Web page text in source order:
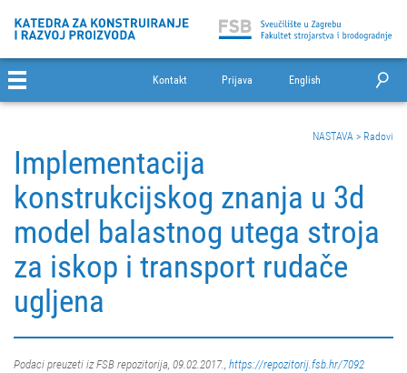
Kontakt Prijava English
NASTAVA > Radovi
Implementacija
konstrukcijskog znanja u 3d
model balastnog utega stroja
za iskop i transport rudače
ugljena
Podaci preuzeti iz FSB repozitorija, 09.02.2017., https://repozitorij.fsb.hr/7092